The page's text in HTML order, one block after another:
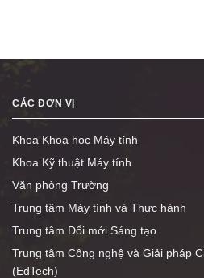
CÁC ĐƠN VỊ
Khoa Khoa học Máy tính
Khoa Kỹ thuật Máy tính
Văn phòng Trường
Trung tâm Máy tính và Thực hành
Trung tâm Đổi mới Sáng tạo
Trung tâm Công nghệ và Giải pháp
(EdTech)